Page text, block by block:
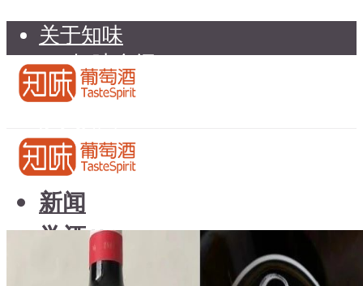
关于知味
知味介绍
知味专家顾问委员会
联系我们
知味荐酒
新闻
学酒
基础知识
知味荐酒